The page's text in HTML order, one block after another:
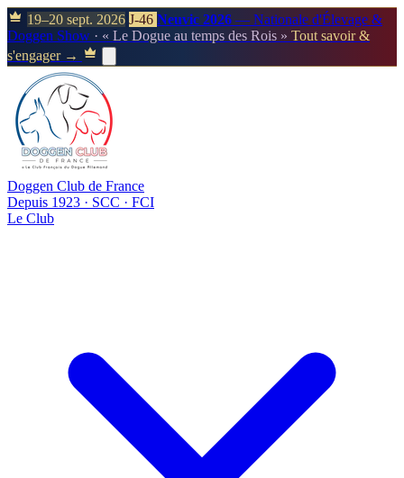
19–20 sept. 2026 J-46 Neuvic 2026 — Nationale d'Élevage &
Doggen Show · « Le Dogue au temps des Rois » Tout savoir &
s'engager →
Doggen Club de France
Depuis 1923 · SCC · FCI
Le Club